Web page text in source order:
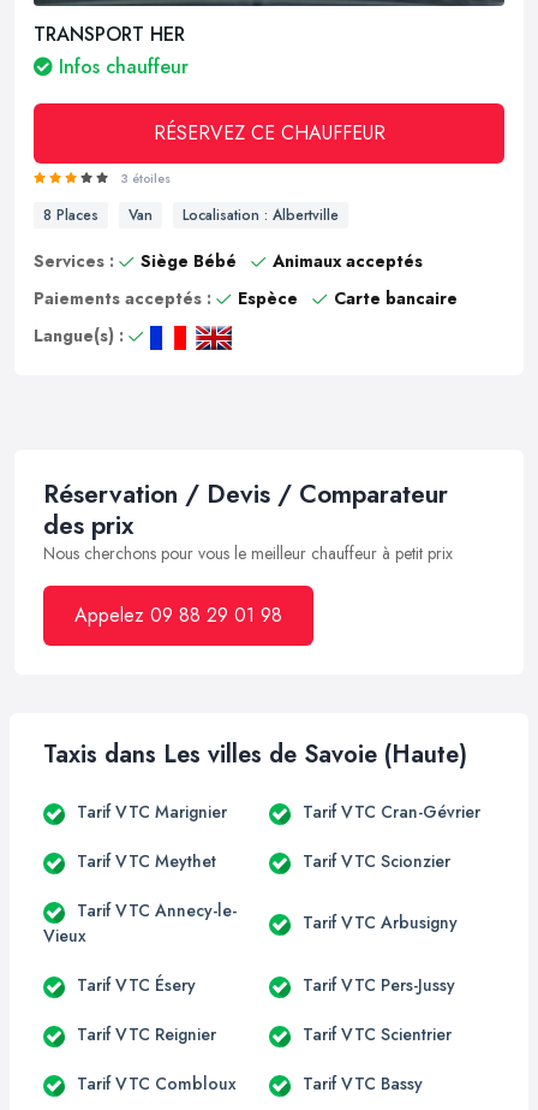
TRANSPORT HER
Infos chauffeur
RÉSERVEZ CE CHAUFFEUR
3 étoiles
8 Places Van Localisation : Albertville
Services : Siège Bébé
Animaux acceptés
Paiements acceptés :
Espèce
Carte bancaire
Langue(s) :
Réservation / Devis / Comparateur
des prix
Nous cherchons pour vous le meilleur chauffeur à petit prix
Appelez 09 88 29 01 98
Taxis dans Les villes de Savoie (Haute)
Tarif VTC Marignier Tarif VTC Cran-Gévrier
Tarif VTC Meythet Tarif VTC Scionzier
Tarif VTC Annecy-le-
Vieux
Tarif VTC Arbusigny
Tarif VTC Ésery Tarif VTC Pers-Jussy
Tarif VTC Reignier Tarif VTC Scientrier
Tarif VTC Combloux Tarif VTC Bassy